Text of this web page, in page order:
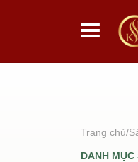
Trang chủ
DANH MỤC